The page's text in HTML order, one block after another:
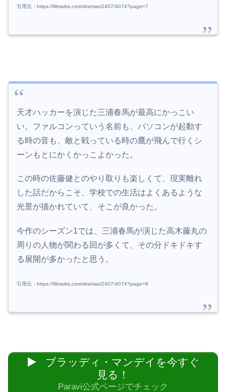
引用元：https://filmarks.com/dramas/2407/4074?page=7
天才ハッカーを演じた三浦春馬が最高にかっこい
い。ファルコンっていう名前も、パソコンが起動す
る時の音も、敵と戦っている時の鷹が飛んで行くシ
ーンもとにかくかっこよかった。
この時の佐藤健とのやり取りも楽しくて、現実離れ
した話だからこそ、学校での生活はよくあるような
光景が描かれていて、そこが良かった。
今作のシーズン1では、三浦春馬が演じた高木藤丸の
周りの人物が関わる回が多くて、その分ドキドキす
る展開が多かったと思う。
引用元：https://filmarks.com/dramas/2407/4074?page=8
ブラッディ・マンデイを今すぐ
見る！
Paravi公式ページでチェック